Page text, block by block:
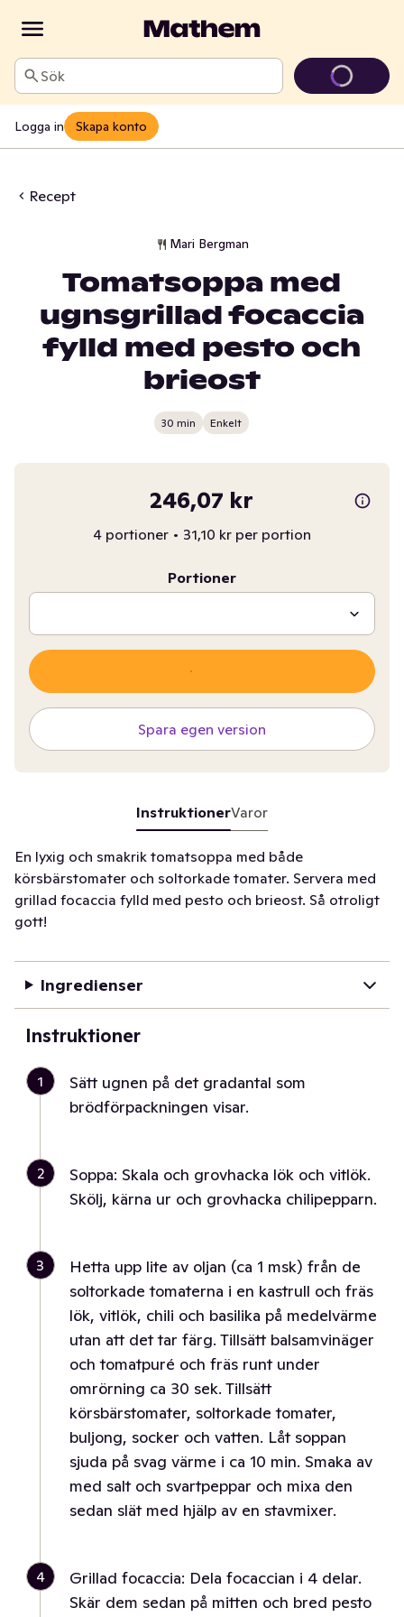
Sök
Logga in Skapa konto
Recept
Mari Bergman
Tomatsoppa med
ugnsgrillad focaccia
fylld med pesto och
brieost
30 min Enkelt
246,07 kr
4 portioner • 31,10 kr per portion
Portioner
Spara egen version
InstruktionerVaror
En lyxig och smakrik tomatsoppa med både
körsbärstomater och soltorkade tomater. Servera med
grillad focaccia fylld med pesto och brieost. Så otroligt
gott!
Ingredienser
Instruktioner
1
Sätt ugnen på det gradantal som
brödförpackningen visar.
2
Soppa: Skala och grovhacka lök och vitlök.
Skölj, kärna ur och grovhacka chilipepparn.
3
Hetta upp lite av oljan (ca 1 msk) från de
soltorkade tomaterna i en kastrull och fräs
lök, vitlök, chili och basilika på medelvärme
utan att det tar färg. Tillsätt balsamvinäger
och tomatpuré och fräs runt under
omrörning ca 30 sek. Tillsätt
körsbärstomater, soltorkade tomater,
buljong, socker och vatten. Låt soppan
sjuda på svag värme i ca 10 min. Smaka av
med salt och svartpeppar och mixa den
sedan slät med hjälp av en stavmixer.
4
Grillad focaccia: Dela focaccian i 4 delar.
Skär dem sedan på mitten och bred pesto